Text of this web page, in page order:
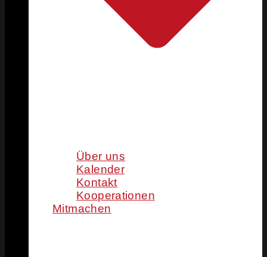
Über uns
Kalender
Kontakt
Kooperationen
Mitmachen